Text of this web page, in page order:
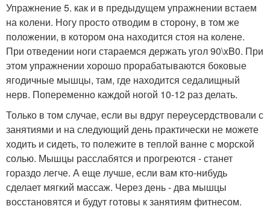
Упражнение 5. как и в предыдущем упражнении встаем
на колени. Ногу просто отводим в сторону, в том же
положении, в котором она находится стоя на колене.
При отведении ноги стараемся держать угол 90\xB0. При
этом упражнении хорошо прорабатываются боковые
ягодичные мышцы, там, где находится седалищный
нерв. Попеременно каждой ногой 10-12 раз делать.
Только в том случае, если вы вдруг переусердствовали с
занятиями и на следующий день практически не можете
ходить и сидеть, то полежите в теплой ванне с морской
солью. Мышцы расслабятся и прогреются - станет
гораздо легче. А еще лучше, если вам кто-нибудь
сделает мягкий массаж. Через день - два мышцы
восстановятся и будут готовы к занятиям фитнесом.